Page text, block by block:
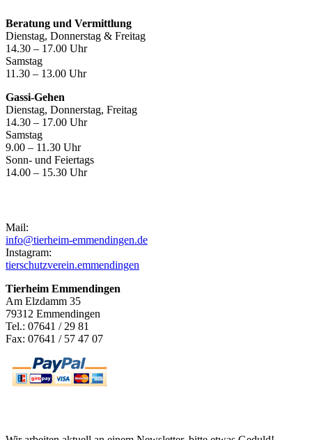
Beratung und Vermittlung
Dienstag, Donnerstag & Freitag
14.30 – 17.00 Uhr
Samstag
11.30 – 13.00 Uhr
Gassi-Gehen
Dienstag, Donnerstag, Freitag
14.30 – 17.00 Uhr
Samstag
9.00 – 11.30 Uhr
Sonn- und Feiertags
14.00 – 15.30 Uhr
Mail:
info@tierheim-emmendingen.de
Instagram:
tierschutzverein.emmendingen
Tierheim Emmendingen
Am Elzdamm 35
79312 Emmendingen
Tel.: 07641 / 29 81
Fax: 07641 / 57 47 07